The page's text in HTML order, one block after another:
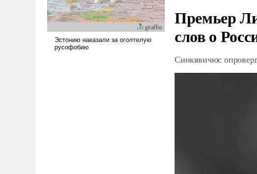
перед Китаем.
Премьер
слов о
Синкявичюс